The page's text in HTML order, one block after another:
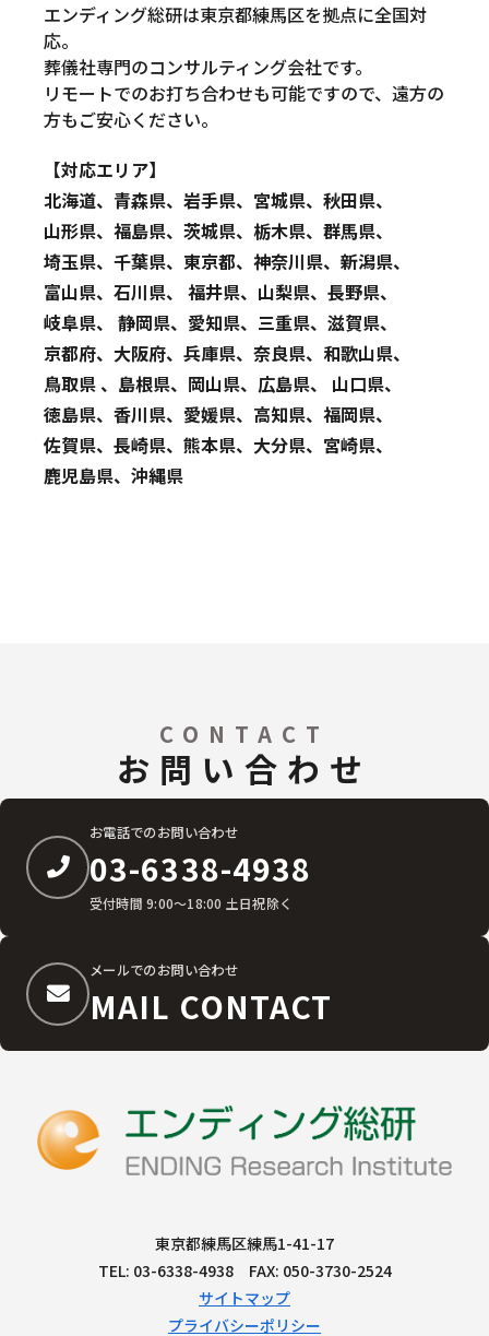
エンディング総研は東京都練馬区を拠点に全国対
応。
葬儀社専門のコンサルティング会社です。
リモートでのお打ち合わせも可能ですので、遠方の
方もご安心ください。
【対応エリア】
北海道、青森県、岩手県、宮城県、秋田県、
山形県、福島県、茨城県、栃木県、群馬県、
埼玉県、千葉県、東京都、神奈川県、新潟県、
富山県、石川県、 福井県、山梨県、長野県、
岐阜県、 静岡県、愛知県、三重県、滋賀県、
京都府、大阪府、兵庫県、奈良県、和歌山県、
鳥取県 、島根県、岡山県、広島県、 山口県、
徳島県、香川県、愛媛県、高知県、福岡県、
佐賀県、長崎県、熊本県、大分県、宮崎県、
鹿児島県、沖縄県
CONTACT
お問い合わせ
お電話でのお問い合わせ
03-6338-4938
受付時間 9:00〜18:00 土日祝除く
メールでのお問い合わせ
MAIL CONTACT
東京都練馬区練馬1-41-17
TEL: 03-6338-4938 FAX: 050-3730-2524
サイトマップ
プライバシーポリシー